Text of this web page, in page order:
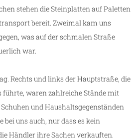
stehen die Steinplatten auf Paletten
bereit. Zweimal kam uns
was auf der schmalen Straße
war.
Rechts und links der Hauptstraße, die
führte, waren zahlreiche Stände mit
Schuhen und Haushaltsgegenständen
bei uns auch, nur dass es kein
Händler ihre Sachen verkauften.